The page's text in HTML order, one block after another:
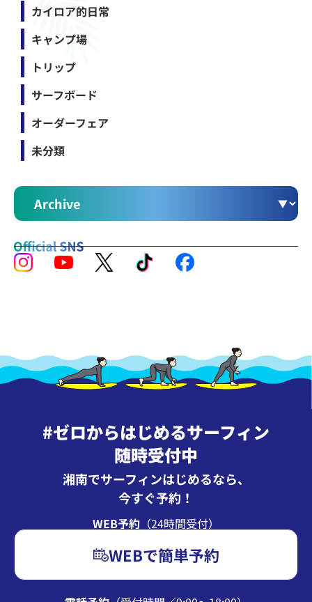
カイロア的日常
キャンプ場
トリップ
サーフボード
オーダーフェア
未分類
#ゼロからはじめるサーフィン
随時受付中
湘南でサーフィンはじめるなら、
今すぐ予約！
WEB予約 （24時間受付）
WEBで簡単予約